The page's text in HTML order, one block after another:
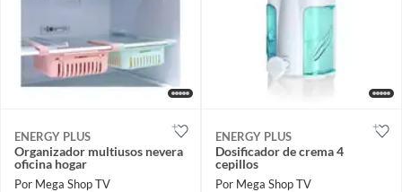
ENERGY PLUS
Organizador multiusos nevera
oficina hogar
Por Mega Shop TV
ENERGY PLUS
Dosificador de crema 4
cepillos
Por Mega Shop TV